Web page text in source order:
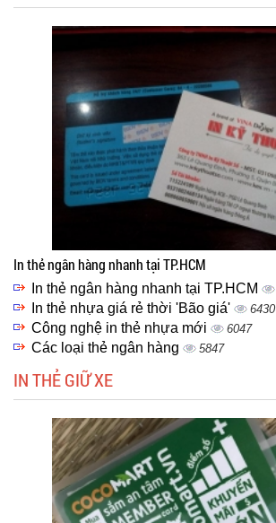
In thẻ ngân hàng nhanh tại TP.HCM
In thẻ ngân hàng nhanh tại TP.HCM
In thẻ nhựa giá rẻ thời 'Bão giá' 6430
Công nghệ in thẻ nhựa mới 6047
Các loại thẻ ngân hàng 5847
IN THẺ GIỮ XE